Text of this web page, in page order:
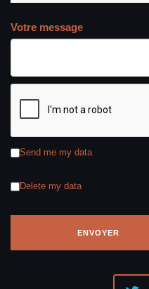
Votre message
Send me my data
Delete my data